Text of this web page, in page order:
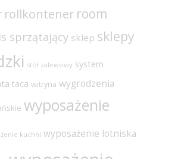
rollkontener room
sprzątający sklep sklepy
stół zalewowy system
taca witryna wygrodzenia
wyposażenie
kuchni wyposażenie lotniska